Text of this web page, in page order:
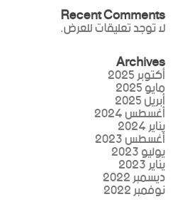
Recent Comments
لا توجد تعليقات للعرض.
Archives
أكتوبر 2025
مايو 2025
أبريل 2025
أغسطس 2024
يناير 2024
أغسطس 2023
يوليو 2023
يناير 2023
ديسمبر 2022
نوفمبر 2022